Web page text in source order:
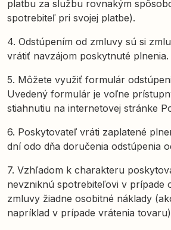
platbu za službu rovnakým
spotrebiteľ pri svojej platbe).
4. Odstúpením od zmluvy sú si
vrátiť navzájom poskytnuté plnenia.
5. Môžete využiť formulár
Uvedený formulár je voľne
stiahnutiu na internetovej stránke
6. Poskytovateľ vráti zaplatené
dní odo dňa doručenia odstúpenia
7. Vzhľadom k charakteru
nevzniknú spotrebiteľovi v prípade
zmluvy žiadne osobitné náklady
napríklad v prípade vrátenia